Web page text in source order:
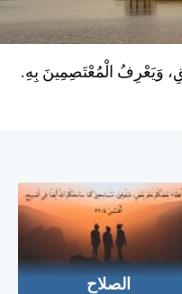
وَيَعْرِفُ الْمُعْتَصِمِينَ بِهِ.
الصلاح